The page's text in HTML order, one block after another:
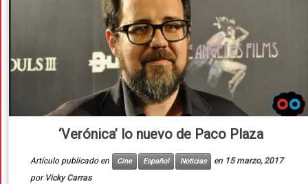
‘Verónica’ lo nuevo de Paco Plaza
Artículo publicado en Cine Español Noticias en 15 marzo, 2017
por Vicky Carras